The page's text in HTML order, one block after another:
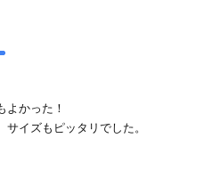
よかった！
イズもピッタリでした。